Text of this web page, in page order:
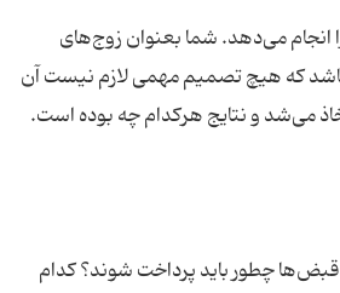
می‌دهد. شما بعنوان زوج‌های
که هیچ تصمیم مهمی لازم نیست آن
می‌شد و نتایج هرکدام چه بوده است.
قبض‌ها چطور باید پرداخت شوند؟ کدام